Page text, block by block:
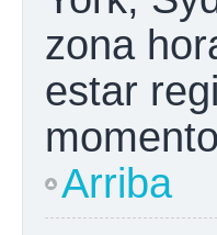
zona
estar
Arriba